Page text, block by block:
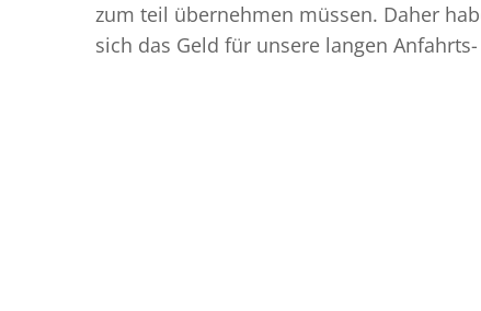
zum teil übernehmen müssen. Daher
sich das Geld für unsere langen